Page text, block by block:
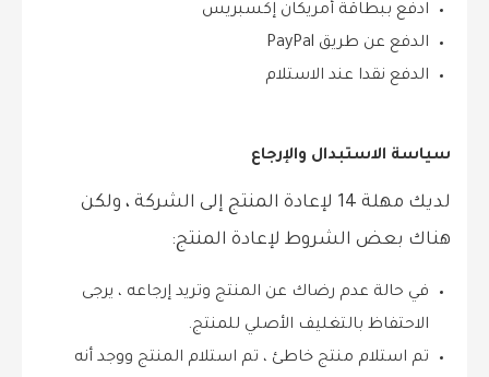
ادفع ببطاقة أمريكان إكسبريس
الدفع عن طريق PayPal
الدفع نقدا عند الاستلام
سياسة الاستبدال والإرجاع
لديك مهلة 14 لإعادة المنتج إلى الشركة ، ولكن
هناك بعض الشروط لإعادة المنتج:
في حالة عدم رضاك عن المنتج وتريد إرجاعه ، يرجى
الاحتفاظ بالتغليف الأصلي للمنتج.
تم استلام منتج خاطئ ، تم استلام المنتج ووجد أنه